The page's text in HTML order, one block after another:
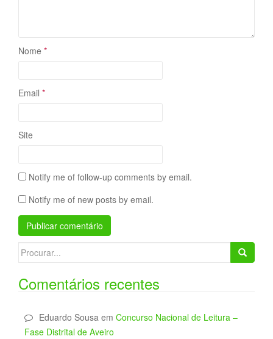
Nome *
Email *
Site
Notify me of follow-up comments by email.
Notify me of new posts by email.
Search
Comentários recentes
Eduardo Sousa em Concurso Nacional de Leitura –
Fase Distrital de Aveiro